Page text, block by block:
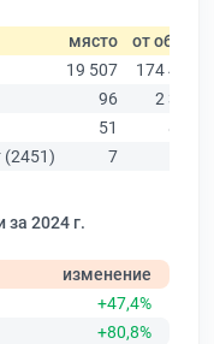
място от общо
19 507
174 403
96
2 345
51
893
(2451)
7
2024 г.
изменение
+47,4%
+80,8%